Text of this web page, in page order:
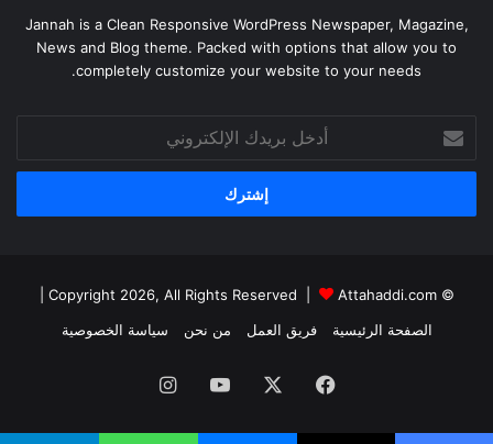
Jannah is a Clean Responsive WordPress Newspaper, Magazine,
News and Blog theme. Packed with options that allow you to
completely customize your website to your needs.
بريدك
الإلكتروني
© Copyright 2026, All Rights Reserved |
Attahaddi.com
الصفحة الرئيسية
فريق العمل من نحن سياسة الخصوصية
فيسبوك يوتيوبانستقرام